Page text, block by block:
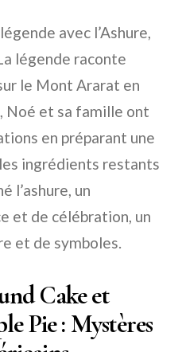
avec l’Ashure,
légende raconte
le Mont Ararat en
Noé et sa famille ont
en préparant une
ingrédients restants
l’ashure, un
et de célébration, un
et de symboles.
Cake et
Pie : Mystères